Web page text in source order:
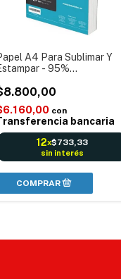
A4 Para Sublimar Y
- 95%
con
bancaria
12x$733,33
sin interés